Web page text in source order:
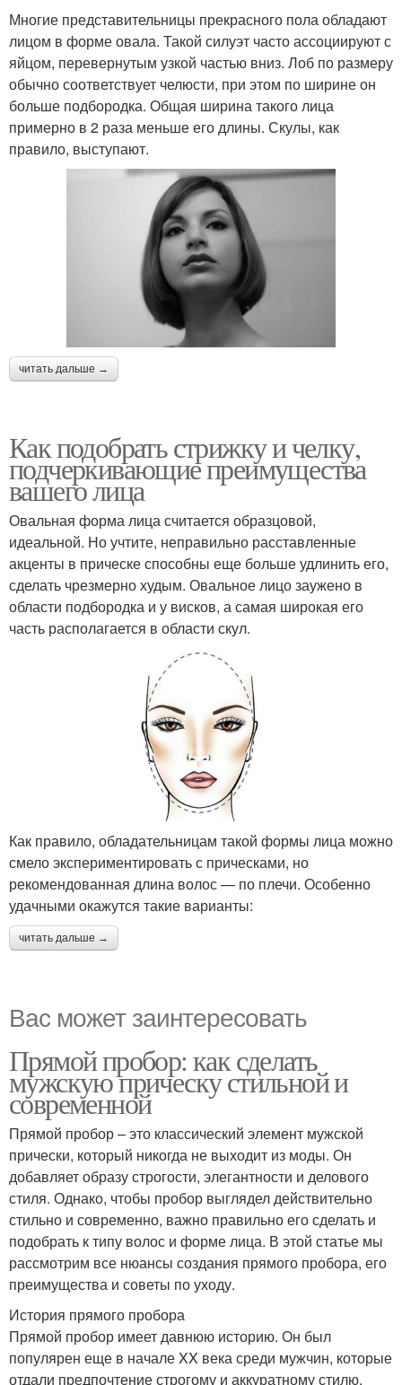
Многие представительницы прекрасного пола обладают
лицом в форме овала. Такой силуэт часто ассоциируют с
яйцом, перевернутым узкой частью вниз. Лоб по размеру
обычно соответствует челюсти, при этом по ширине он
больше подбородка. Общая ширина такого лица
примерно в 2 раза меньше его длины. Скулы, как
правило, выступают.
читать дальше →
Как подобрать стрижку и челку,
подчеркивающие преимущества
вашего лица
Овальная форма лица считается образцовой,
идеальной. Но учтите, неправильно расставленные
акценты в прическе способны еще больше удлинить его,
сделать чрезмерно худым. Овальное лицо заужено в
области подбородка и у висков, а самая широкая его
часть располагается в области скул.
Как правило, обладательницам такой формы лица можно
смело экспериментировать с прическами, но
рекомендованная длина волос — по плечи. Особенно
удачными окажутся такие варианты:
читать дальше →
Вас может заинтересовать
Прямой пробор: как сделать
мужскую прическу стильной и
современной
Прямой пробор – это классический элемент мужской
прически, который никогда не выходит из моды. Он
добавляет образу строгости, элегантности и делового
стиля. Однако, чтобы пробор выглядел действительно
стильно и современно, важно правильно его сделать и
подобрать к типу волос и форме лица. В этой статье мы
рассмотрим все нюансы создания прямого пробора, его
преимущества и советы по уходу.
История прямого пробора
Прямой пробор имеет давнюю историю. Он был
популярен еще в начале XX века среди мужчин, которые
отдали предпочтение строгому и аккуратному стилю.